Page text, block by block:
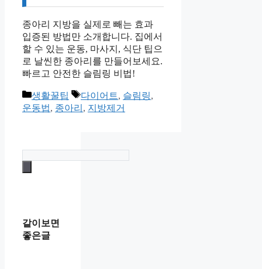
종아리 지방을 실제로 빼는 효과
입증된 방법만 소개합니다. 집에서
할 수 있는 운동, 마사지, 식단 팁으
로 날씬한 종아리를 만들어보세요.
빠르고 안전한 슬림링 비법!
카
테
생활꿀팁
태
그
다이어트, 슬림링,
운동법, 종아리 , 지방제거
같이보면
좋은글